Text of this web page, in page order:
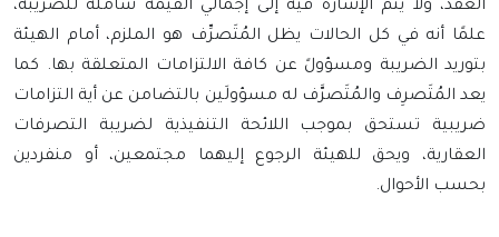
العقد، ولا يتم الإشارة فيه إلى إجمالي القيمة شاملة للضريبة،
علمًا أنه في كل الحالات يظل المُتَصرِّف هو الملزم، أمام الهيئة
بتوريد الضريبة ومسؤولً عن كافة الالتزامات المتعلقة بها. كما
يعد المُتَصرِف والمُتَصرَّف له مسؤولَين بالتضامن عن أية التزامات
ضريبية تستحق بموجب اللائحة التنفيذية لضريبة التصرفات
العقارية، ويحق للهيئة الرجوع إليهما مجتمعين، أو منفردين
بحسب الأحوال.